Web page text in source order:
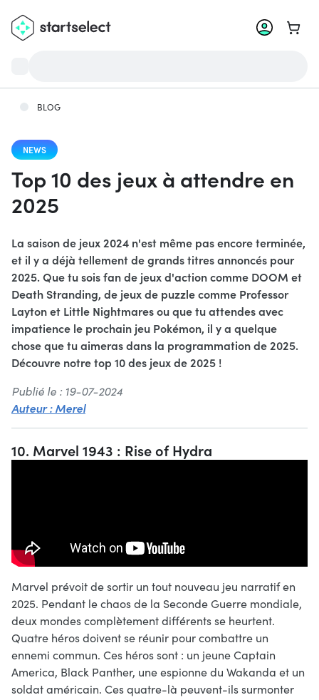
Aller
BLOG
NEWS
Top 10 des jeux à attendre en
2025
La saison de jeux 2024 n'est même pas encore terminée,
et il y a déjà tellement de grands titres annoncés pour
2025. Que tu sois fan de jeux d'action comme DOOM et
Death Stranding, de jeux de puzzle comme Professor
Layton et Little Nightmares ou que tu attendes avec
impatience le prochain jeu Pokémon, il y a quelque
chose que tu aimeras dans la programmation de 2025.
Découvre notre top 10 des jeux de 2025 !
Publié le : 19-07-2024
Auteur : Merel
10. Marvel 1943 : Rise of Hydra
Marvel prévoit de sortir un tout nouveau jeu narratif en
2025. Pendant le chaos de la Seconde Guerre mondiale,
deux mondes complètement différents se heurtent.
Quatre héros doivent se réunir pour combattre un
ennemi commun. Ces héros sont : un jeune Captain
America, Black Panther, une espionne du Wakanda et un
soldat américain. Ces quatre-là peuvent-ils surmonter